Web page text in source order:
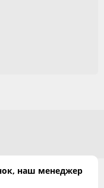
наш менеджер